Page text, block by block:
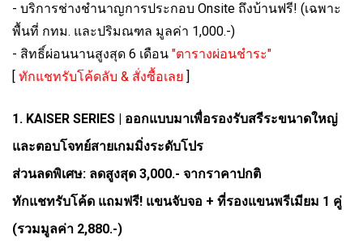
- บริการช่างชำนาญการประกอบ Onsite ถึงบ้านฟรี! (เฉพาะ
พื้นที่ กทม. และปริมณฑล มูลค่า 1,000.-)
- สิทธิ์ผ่อนนานสูงสุด 6 เดือน "ตารางผ่อนชำระ"
ทักแชทรับโค้ดลับ & สั่งซื้อเลย
1. KAISER SERIES | ออกแบบมาเพื่อรองรับสรีระขนาดใหญ่
และตอบโจทย์สายเกมมิ่งระดับโปร
ส่วนลดพิเศษ: ลดสูงสุด 3,000.- จากราคาปกติ
ทักแชทรับโค้ด แถมฟรี! แขนจับจอ + ที่รองแขนพรีเมียม 1 คู่
(รวมมูลค่า 2,880.-)